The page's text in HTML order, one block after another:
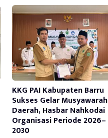
KKG PAI Kabupaten Barru
Sukses Gelar Musyawarah
Daerah, Hasbar Nahkodai
Organisasi Periode 2026–
2030